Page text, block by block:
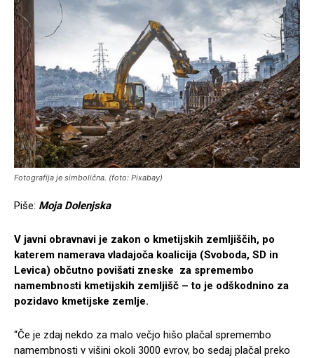
Fotografija je simbolična. (foto: Pixabay)
Piše: Moja Dolenjska
V javni obravnavi je zakon o kmetijskih zemljiščih, po
katerem namerava vladajoča koalicija (Svoboda, SD in
Levica) občutno povišati zneske za spremembo
namembnosti kmetijskih zemljišč – to je odškodnino za
pozidavo kmetijske zemlje.
“Če je zdaj nekdo za malo večjo hišo plačal spremembo
namembnosti v višini okoli 3000 evrov, bo sedaj plačal preko